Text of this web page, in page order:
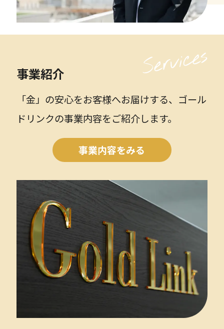
事業紹介
「金」の安心をお客様へお届けする、ゴール
ドリンクの事業内容をご紹介します。
事業内容をみる